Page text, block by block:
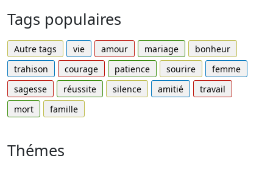
Tags populaires
Autre tags vie amour mariage
bonheur
trahison
courage patience sourire
femme
sagesse
réussite silence amitié
travail
mort
famille
Thémes